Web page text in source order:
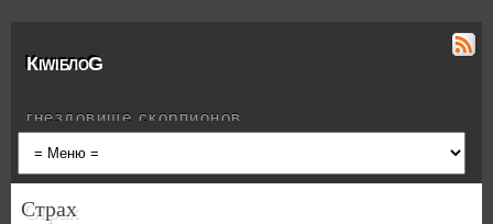
КiwiблоG
гнездовище скорпионов
Страх